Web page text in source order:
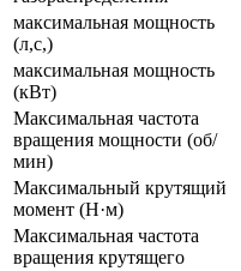
максимальная мощность
(л,с,)
максимальная мощность
(кВт)
Максимальная частота
вращения мощности (об/
мин)
Максимальный крутящий
момент (Н·м)
Максимальная частота
вращения крутящего